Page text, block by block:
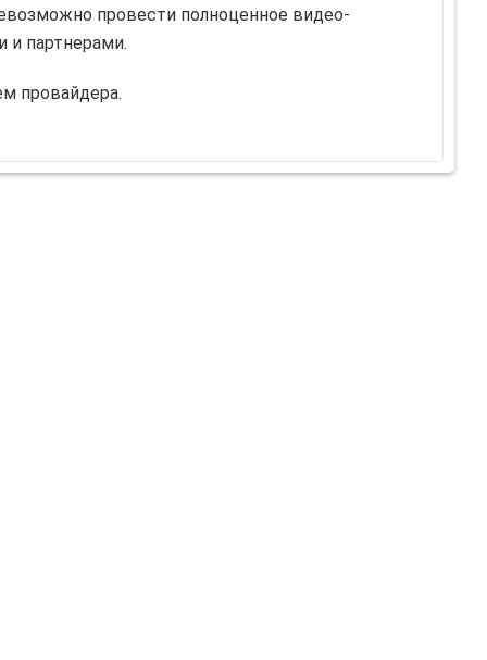
провести полноценное видео-
и партнерами.
провайдера.